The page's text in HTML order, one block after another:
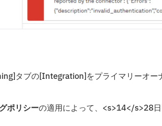
タブの[Integration]をプライマリーオー
ポリシーの適用によって、<s>14</s>28